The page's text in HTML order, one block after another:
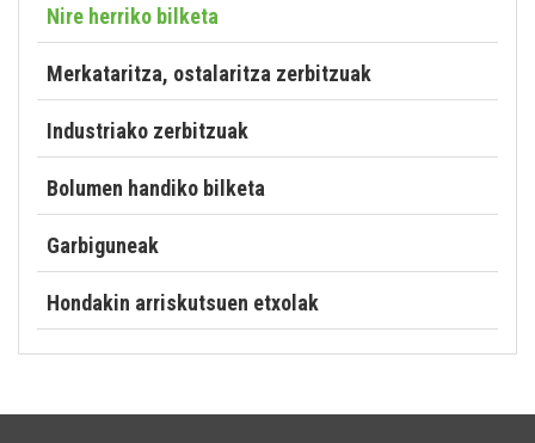
Nire herriko bilketa
Merkataritza, ostalaritza zerbitzuak
Industriako zerbitzuak
Bolumen handiko bilketa
Garbiguneak
Hondakin arriskutsuen etxolak